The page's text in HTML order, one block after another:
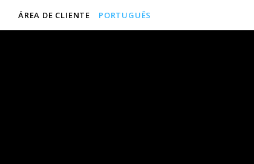
ÁREA DE CLIENTE PORTUGUÊS